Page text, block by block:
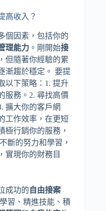
高收入？
個因素，包括你的
理能力 。剛開始接
但隨著你經驗的累
漸趨於穩定。 要提
以下策略：1. 提升
服務。2. 尋找高價
擴大你的客戶網
工作效率，在更短
極行銷你的服務，
斷的努力和學習，
實現你的財務目
成功的 自由接案
習、精進技能、積